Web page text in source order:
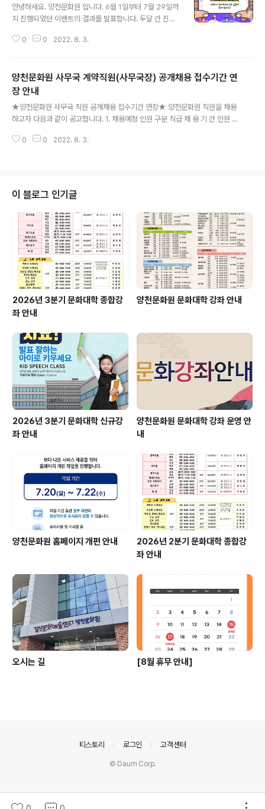
안녕하세요. 양천문화원 입니다. 6월 1일부터 7월 29일까
지 진행되었던 이벤트의 결과를 발표합니다. 두달 간 진행
과 성원에 감사드립니다. 폼 양식에 남겨주신 공유 링크 하
습니다. 이러한 1차 선별을 통해 미션을 완벽하게 완수해주
신 총 102명을 선정하였으며, 102명을 대상으로 랜덤 추
첨을 실시하여 최대한 공정하게 당첨자를 선발하였습니다.
랜덤 추첨 과정을 녹화하여 영상으로 남기오니 확인을 부
탁드립니다. 경품은 8월 4일부터 당첨자 분들께 전달될 예
정입니다. 택배로 전달드려야 하는 경품은 다음주까지 받
0 0 2022. 8. 3.
양천문화원 사무국 계약직원(사무국장) 공개채용 접수기간 연
장 안내
★양천문화원 사무국 직원 공개채용 접수기간 연장★ 양천문화원 직원을 채용
하고자 다음과 같이 공고합니다. 1. 채용예정 인원 구분 직급 채 용 기 간 인원 응
직원채용 결격사유에 해당하지 아니한 자 -단, 남자일 경우 병역필 또는 면제자
수기간 및 시행 일정 구 분 기 간 장 소 합 격 자 발 표 응시원서 교부 및 접수 20
22. 8. 5(금)18시까지 양천문화원(2층) (양천구 목동남..
0 0 2022. 8. 3.
이 블로그 인기글
2026년 3분기 문화대학 종합강
좌 안내
양천문화원 문화대학 강좌 안내
2026년 3분기 문화대학 신규강
좌 안내
양천문화원 문화대학 강좌 운영 안
내
양천문화원 홈페이지 개편 안내
2026년 2분기 문화대학 종합강
좌 안내
오시는 길 [8월 휴무 안내]
티스토리 로그인 고객센터
© Daum Corp.